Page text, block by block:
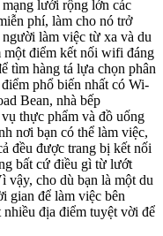
lưới rộng lớn các
phí, làm cho nó trở
làm việc từ xa và du
một điểm kết nối wifi đáng
tìm hàng tá lựa chọn phân
phổ biến nhất có Wi-
Bean, nhà bếp
thực phẩm và đồ uống
nơi bạn có thể làm việc,
đều được trang bị kết nối
bất cứ điều gì từ lướt
vậy, cho dù bạn là một du
gian để làm việc bên
địa điểm tuyệt vời để